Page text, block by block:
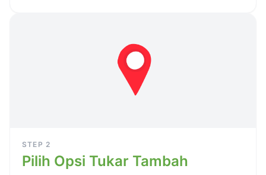
STEP 2
Pilih Opsi Tukar Tambah